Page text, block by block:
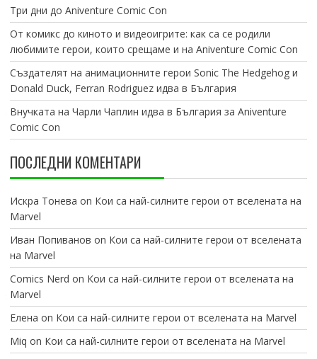
Три дни до Aniventure Comic Con
От комикс до киното и видеоигрите: как са се родили
любимите герои, които срещаме и на Aniventure Comic Con
Създателят на анимационните герои Sonic The Hedgehog и
Donald Duck, Ferran Rodriguez идва в България
Внучката на Чарли Чаплин идва в България за Aniventure
Comic Con
ПОСЛЕДНИ КОМЕНТАРИ
Искра Тонева on Кои са най-силните герои от вселената на
Marvel
Иван Попиванов on Кои са най-силните герои от вселената
на Marvel
Comics Nerd on Кои са най-силните герои от вселената на
Marvel
Елена on Кои са най-силните герои от вселената на Marvel
Miq on Кои са най-силните герои от вселената на Marvel